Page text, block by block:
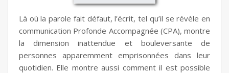
Là où la parole fait défaut, l’écrit, tel qu’il se révèle en
communication Profonde Accompagnée (CPA), montre
la dimension inattendue et bouleversante de
personnes apparemment emprisonnées dans leur
quotidien. Elle montre aussi comment il est possible